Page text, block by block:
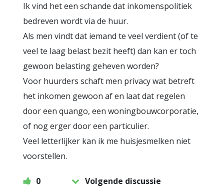
Ik vind het een schande dat inkomenspolitiek
bedreven wordt via de huur.
Als men vindt dat iemand te veel verdient (of te
veel te laag belast bezit heeft) dan kan er toch
gewoon belasting geheven worden?
Voor huurders schaft men privacy wat betreft
het inkomen gewoon af en laat dat regelen
door een quango, een woningbouwcorporatie,
of nog erger door een particulier.
Veel letterlijker kan ik me huisjesmelken niet
voorstellen.
0
Volgende discussie